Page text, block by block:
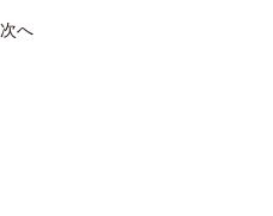
次へ